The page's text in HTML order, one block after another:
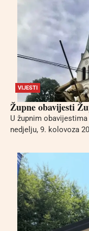
VIJESTI
Župne obavijesti
U župnim
nedjelju, 9. kolovoza